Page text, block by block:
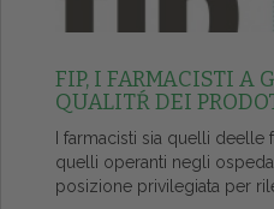
FIP, I FARMACISTI A
QUALITŔ DEI
I farmacisti sia quelli
quelli operanti negli
posizione privilegiata per